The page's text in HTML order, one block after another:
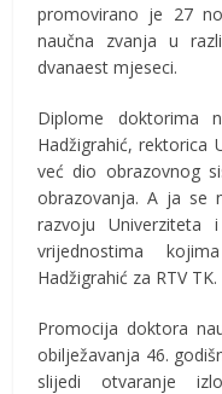
promovirano je 27
naučna zvanja u
dvanaest mjeseci.
Diplome doktorima
Hadžigrahić, rektorica
već dio obrazovnog
obrazovanja. A ja se
razvoju Univerziteta
vrijednostima
Hadžigrahić za RTV TK.
Promocija doktora
obilježavanja 46.
slijedi otvaranje